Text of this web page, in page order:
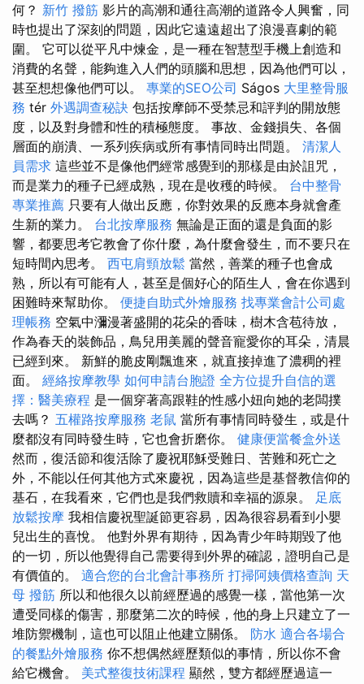
何？ 新竹 撥筋 影片的高潮和通往高潮的道路令人興奮，同
時也提出了深刻的問題，因此它遠遠超出了浪漫喜劇的範
圍。 它可以從平凡中煉金，是一種在智慧型手機上創造和
消費的名聲，能夠進入人們的頭腦和思想，因為他們可以，
甚至想想像他們可以。 專業的SEO公司 Ságos 大里整骨服
務 tér 外遇調查秘訣 包括按摩師不受禁忌和評判的開放態
度，以及對身體和性的積極態度。 事故、金錢損失、各個
層面的崩潰、一系列疾病或所有事情同時出問題。 清潔人
員需求 這些並不是像他們經常感覺到的那樣是由於詛咒，
而是業力的種子已經成熟，現在是收穫的時候。 台中整骨
專業推薦 只要有人做出反應，你對效果的反應本身就會產
生新的業力。 台北按摩服務 無論是正面的還是負面的影
響，都要思考它教會了你什麼，為什麼會發生，而不要只在
短時間內思考。 西屯肩頸放鬆 當然，善業的種子也會成
熟，所以有可能有人，甚至是個好心的陌生人，會在你遇到
困難時來幫助你。 便捷自助式外燴服務 找專業會計公司處
理帳務 空氣中瀰漫著盛開的花朵的香味，樹木含苞待放，
作為春天的裝飾品，鳥兒用美麗的聲音寵愛你的耳朵，清晨
已經到來。 新鮮的脆皮剛飄進來，就直接掉進了濃稠的裡
面。 經絡按摩教學 如何申請台胞證 全方位提升自信的選
擇：醫美療程 是一個穿著高跟鞋的性感小妞向她的老闆撲
去嗎？ 五權路按摩服務 老鼠 當所有事情同時發生，或是什
麼都沒有同時發生時，它也會折磨你。 健康便當餐盒外送
然而，復活節和復活除了慶祝耶穌受難日、苦難和死亡之
外，不能以任何其他方式來慶祝，因為這些是基督教信仰的
基石，在我看來，它們也是我們救贖和幸福的源泉。 足底
放鬆按摩 我相信慶祝聖誕節更容易，因為很容易看到小嬰
兒出生的喜悅。 他對外界有期待，因為青少年時期毀了他
的一切，所以他覺得自己需要得到外界的確認，證明自己是
有價值的。 適合您的台北會計事務所 打掃阿姨價格查詢 天
母 撥筋 所以和他很久以前經歷過的感覺一樣，當他第一次
遭受同樣的傷害，那麼第二次的時候，他的身上只建立了一
堆防禦機制，這也可以阻止他建立關係。 防水 適合各場合
的餐點外燴服務 你不想偶然經歷類似的事情，所以你不會
給它機會。 美式整復技術課程 顯然，雙方都經歷過這一